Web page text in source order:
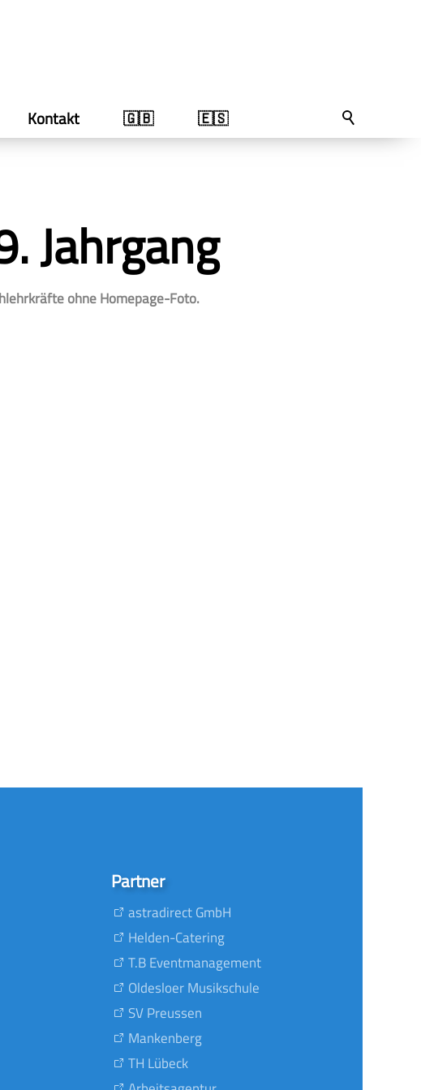
Kontakt 🇬🇧 🇪🇸
Jahrgang
ohne Homepage-Foto.
Partner
astradirect GmbH
Helden-Catering
T.B Eventmanagement
Oldesloer Musikschule
SV Preussen
Mankenberg
TH Lübeck